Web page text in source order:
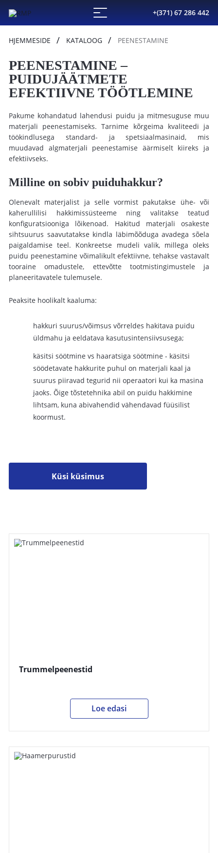
+(371) 67 286 442
HJEMMESIDE KATALOOG PEENESTAMINE
PEENESTAMINE –
PUIDUJÄÄTMETE
EFEKTIIVNE TÖÖTLEMINE
Pakume kohandatud lahendusi puidu ja mitmesuguse muu
materjali peenestamiseks. Tarnime kõrgeima kvaliteedi ja
töökindlusega standard- ja spetsiaalmasinaid, mis
muudavad algmaterjali peenestamise äärmiselt kiireks ja
efektiivseks.
Milline on sobiv puiduhakkur?
Olenevalt materjalist ja selle vormist pakutakse ühe- või
kaherullilisi hakkimissüsteeme ning valitakse teatud
konfiguratsiooniga lõikenoad. Hakitud materjali osakeste
sihtsuurus saavutatakse kindla läbimõõduga avadega sõela
paigaldamise teel. Konkreetse mudeli valik, millega oleks
puidu peenestamine võimalikult efektiivne, tehakse vastavalt
tooraine omadustele, ettevõtte tootmistingimustele ja
planeeritavatele tulemusele.
Peaksite hoolikalt kaaluma:
hakkuri suurus/võimsus võrreldes hakitava puidu
üldmahu ja eeldatava kasutusintensiivsusega;
käsitsi söötmine vs haaratsiga söötmine - käsitsi
söödetavate hakkurite puhul on materjali kaal ja
suurus piiravad tegurid nii operaatori kui ka masina
jaoks. Õige tõstetehnika abil on puidu hakkimine
lihtsam, kuna abivahendid vähendavad füüsilist
koormust.
Küsi küsimus
Trummelpeenestid
Loe edasi